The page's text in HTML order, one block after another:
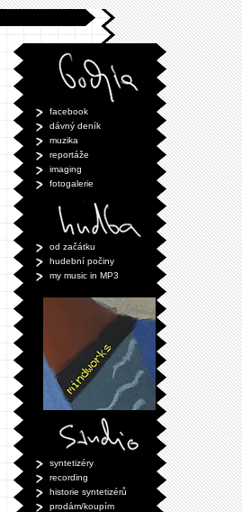
facebook
dávný deník
muzika
reportáže
imaging
fotogalerie
od začátku
hudební počiny
my music in MP3
syntetizéry
recording
historie syntetizérů
prodám/koupím